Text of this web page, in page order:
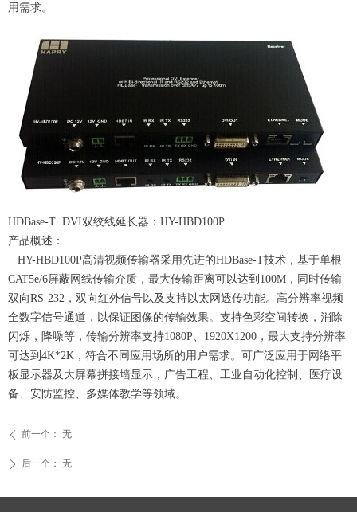
用需求。
HDBase-T DVI双绞线延长器：HY-HBD100P
产品概述：
HY-HBD100P高清视频传输器采用先进的HDBase-T技术，基于单根
CAT5e/6屏蔽网线传输介质，最大传输距离可以达到100M，同时传输
双向RS-232，双向红外信号以及支持以太网透传功能。高分辨率视频
全数字信号通道，以保证图像的传输效果。支持色彩空间转换，消除
闪烁，降噪等，传输分辨率支持1080P、1920X1200，最大支持分辨率
可达到4K*2K，符合不同应用场所的用户需求。可广泛应用于网络平
板显示器及大屏幕拼接墙显示，广告工程、工业自动化控制、医疗设
备、安防监控、多媒体教学等领域。
ꄴ 前一个： 无
ꄲ 后一个： 无